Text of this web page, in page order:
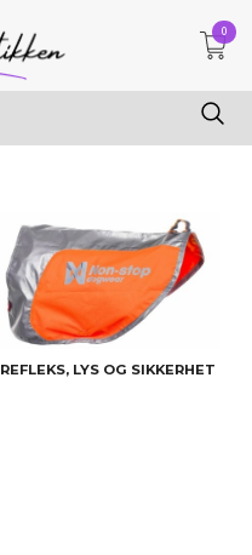
0
REFLEKS, LYS OG SIKKERHET